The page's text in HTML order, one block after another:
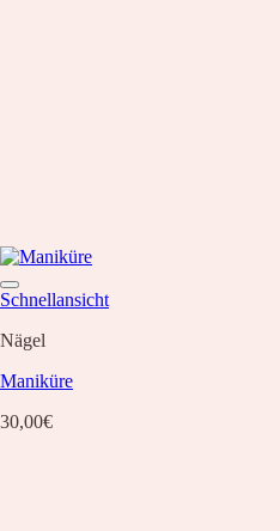
Schnellansicht
Nägel
Maniküre
30,00€